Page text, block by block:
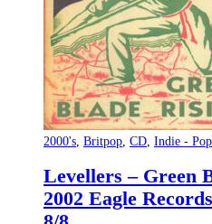
2000's Britpop CD Indie -
Levellers – Green
2002 Eagle